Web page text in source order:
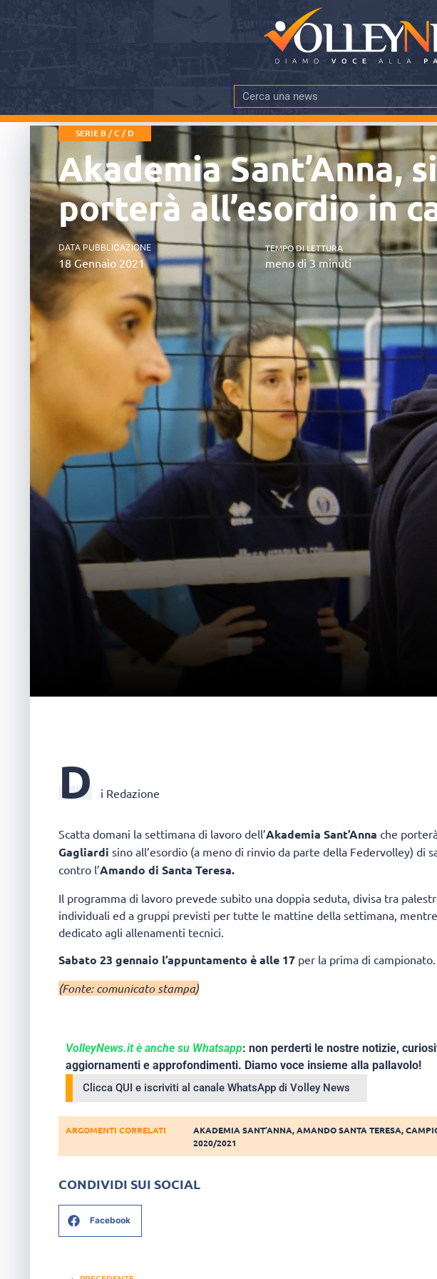
SERIE B / C / D
Akademia Sant’Anna,
porterà all’esordio in
DATA PUBBLICAZIONE
18 Gennaio 2021
TEMPO DI LETTURA
meno di 3 minuti
D i Redazione
Scatta domani la settimana di lavoro dell’Akademia Sant’Anna che
Gagliardi sino all’esordio (a meno di rinvio da parte della Federvolley) di
contro l’Amando di Santa Teresa.
Il programma di lavoro prevede subito una doppia seduta, divisa tra
individuali ed a gruppi previsti per tutte le mattine della settimana,
dedicato agli allenamenti tecnici.
Sabato 23 gennaio l’appuntamento è alle 17 per la prima di campionato.
(Fonte: comunicato stampa)
VolleyNews.it è anche su Whatsapp: non perderti le nostre notizie,
aggiornamenti e approfondimenti. Diamo voce insieme alla pallavolo!
Clicca QUI e iscriviti al canale WhatsApp di Volley News
ARGOMENTI CORRELATI AKADEMIA SANT’ANNA,AMANDO SANTA TERESA,
2020/2021
CONDIVIDI SUI SOCIAL
Facebook